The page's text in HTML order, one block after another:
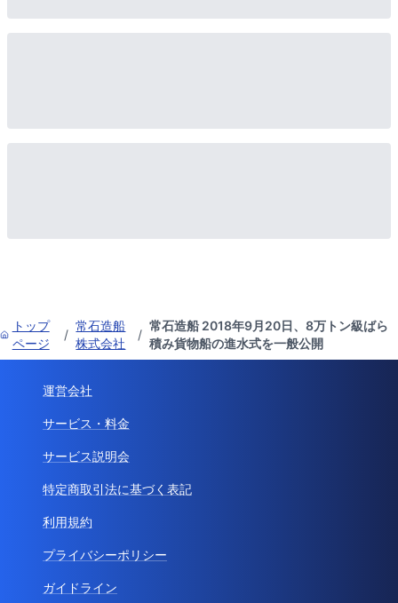
トップ
ページ
/
常石造船
株式会社
/
常石造船 2018年9月20日、8万トン級ばら
積み貨物船の進水式を一般公開
運営会社
サービス・料金
サービス説明会
特定商取引法に基づく表記
利用規約
プライバシーポリシー
ガイドライン